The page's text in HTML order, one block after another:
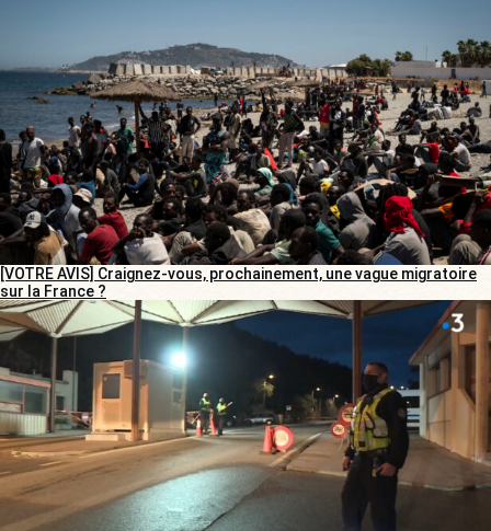
[VOTRE AVIS] Craignez-vous, prochainement, une vague migratoire
sur la France ?